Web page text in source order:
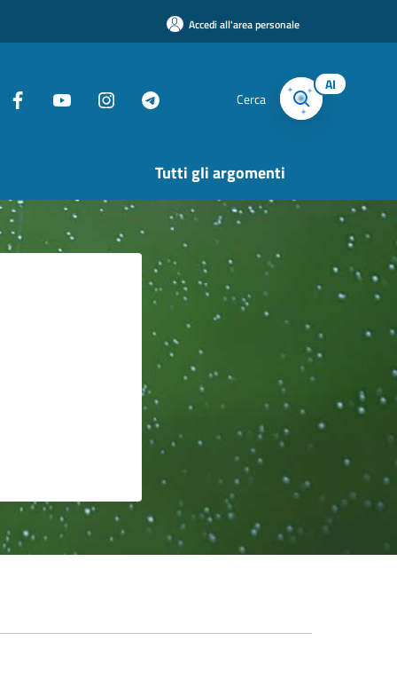
Accedi all'area personale
Cerca
AI
Tutti gli argomenti